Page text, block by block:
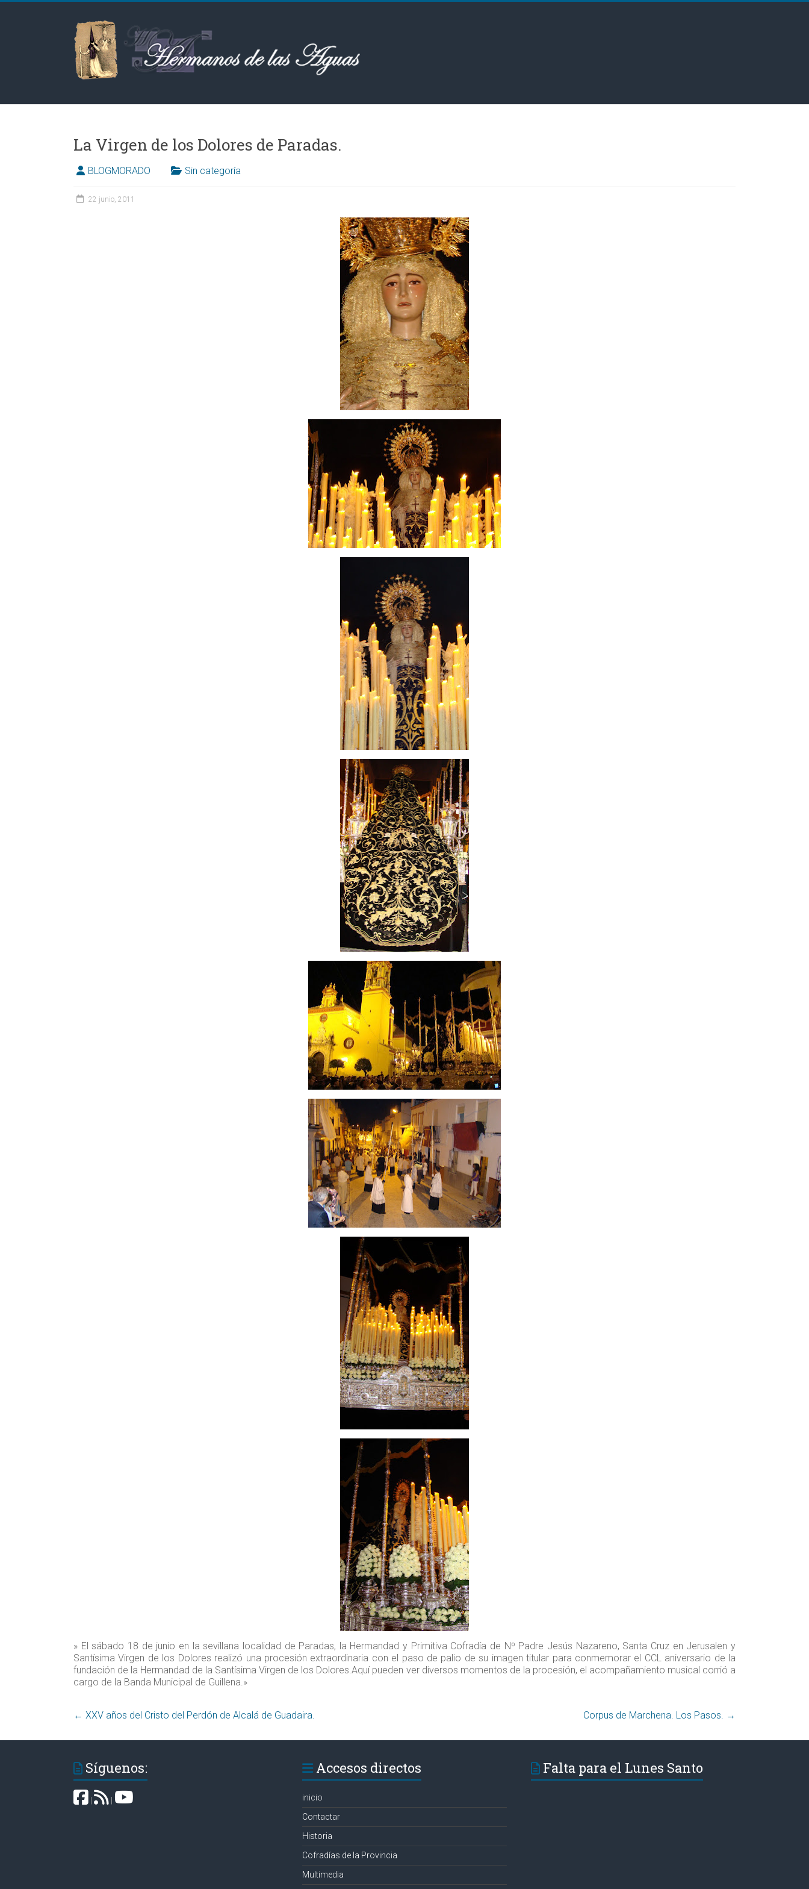
Hermanos
de
las
Aguas
La Virgen de los Dolores de Paradas‏.
BLOGMORADO Sin categoría
22 junio, 2011
» El sábado 18 de junio en la sevillana localidad de Paradas, la Hermandad y Primitiva Cofradía de Nº Padre Jesús Nazareno, Santa Cruz en Jerusalen y
Santísima Virgen de los Dolores realizó una procesión extraordinaria con el paso de palio de su imagen titular para conmemorar el CCL aniversario de la
fundación de la Hermandad de la Santísima Virgen de los Dolores.Aquí pueden ver diversos momentos de la procesión, el acompañamiento musical corrió a
cargo de la Banda Municipal de Guillena.»
← XXV años del Cristo del Perdón de Alcalá de Guadaira‏. →
Síguenos: Accesos directos
inicio
Contactar
Historia
Cofradías de la Provincia
Multimedia
Falta para el Lunes Santo